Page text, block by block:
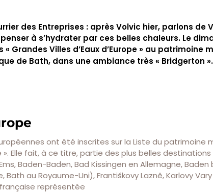
des Entreprises : après Volvic hier, parlons de
à s’hydrater par ces belles chaleurs. Le
Grandes Villes d’Eaux d’Europe » au patrimoine
de Bath, dans une ambiance très « Bridgerton
ont été inscrites sur la Liste du patrimoine
». Elle fait, à ce titre, partie des plus belles destinations
Baden-Baden, Bad Kissingen en Allemagne, Baden
au Royaume-Uni), Františkovy Lazně, Karlovy
représentée